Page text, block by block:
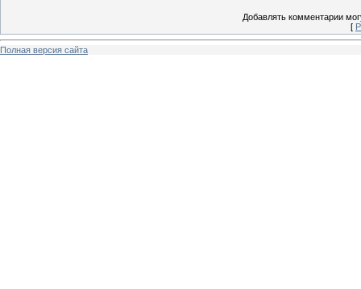
Добавлять комментарии
[
Полная версия сайта